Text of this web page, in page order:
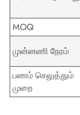
MOQ
முன்னணி நேரம்
பணம் செலுத்தும்
முறை